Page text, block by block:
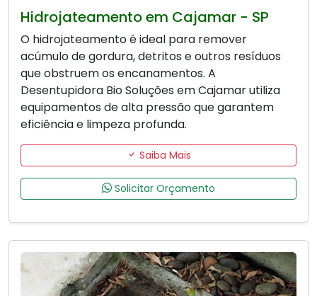
Hidrojateamento em Cajamar - SP
O hidrojateamento é ideal para remover
acúmulo de gordura, detritos e outros resíduos
que obstruem os encanamentos. A
Desentupidora Bio Soluções em Cajamar utiliza
equipamentos de alta pressão que garantem
eficiência e limpeza profunda.
Saiba Mais
Solicitar Orçamento